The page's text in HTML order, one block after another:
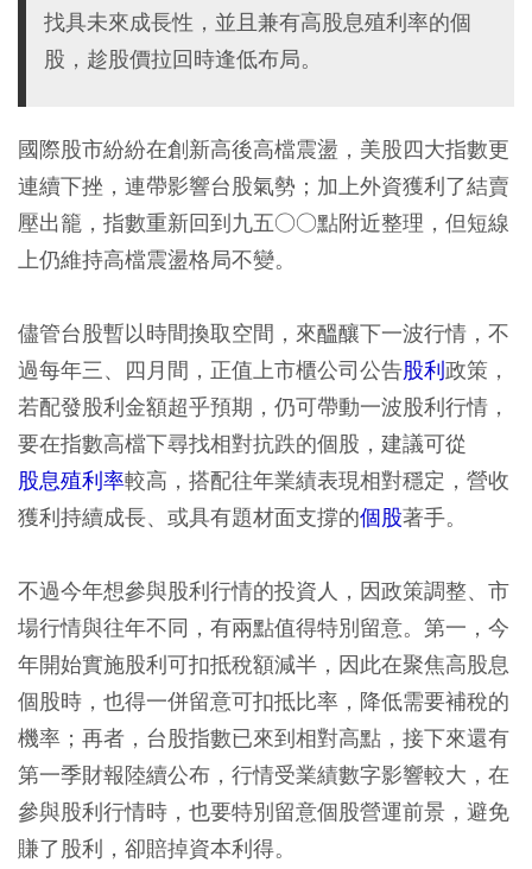
找具未來成長性，並且兼有高股息殖利率的個
股，趁股價拉回時逢低布局。
國際股市紛紛在創新高後高檔震盪，美股四大指數更
連續下挫，連帶影響台股氣勢；加上外資獲利了結賣
壓出籠，指數重新回到九五○○點附近整理，但短線
上仍維持高檔震盪格局不變。
儘管台股暫以時間換取空間，來醞釀下一波行情，不
過每年三、四月間，正值上市櫃公司公告股利政策，
若配發股利金額超乎預期，仍可帶動一波股利行情，
要在指數高檔下尋找相對抗跌的個股，建議可從
股息殖利率較高，搭配往年業績表現相對穩定，營收
獲利持續成長、或具有題材面支撐的個股著手。
不過今年想參與股利行情的投資人，因政策調整、市
場行情與往年不同，有兩點值得特別留意。第一，今
年開始實施股利可扣抵稅額減半，因此在聚焦高股息
個股時，也得一併留意可扣抵比率，降低需要補稅的
機率；再者，台股指數已來到相對高點，接下來還有
第一季財報陸續公布，行情受業績數字影響較大，在
參與股利行情時，也要特別留意個股營運前景，避免
賺了股利，卻賠掉資本利得。